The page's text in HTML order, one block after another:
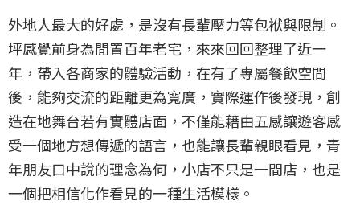
外地人最大的好處，是沒有長輩壓力等包袱與限制。
坪感覺前身為閒置百年老宅，來來回回整理了近一
年，帶入各商家的體驗活動，在有了專屬餐飲空間
後，能夠交流的距離更為寬廣，實際運作後發現，創
造在地舞台若有實體店面，不僅能藉由五感讓遊客感
受一個地方想傳遞的語言，也能讓長輩親眼看見，青
年朋友口中說的理念為何，小店不只是一間店，也是
一個把相信化作看見的一種生活模樣。